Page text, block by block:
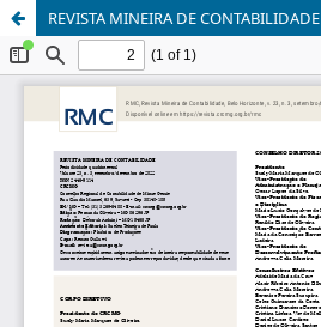
REVISTA MINEIRA DE CONTABILIDADE